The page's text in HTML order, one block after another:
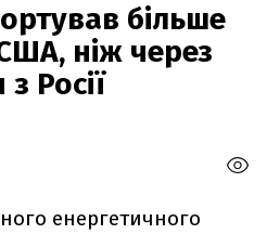
більше
ніж через
Росії
енергетичного